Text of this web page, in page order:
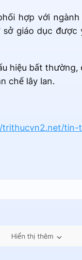
hợp với
giáo dục
hiệu bất
chế lây lan.
trithucvn2.net/
Hiển thị thêm